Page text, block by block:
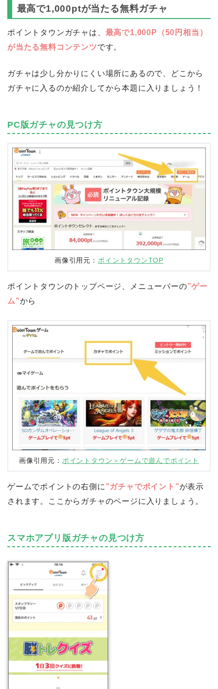
最高で1,000ptが当たる無料ガチャ
ポイントタウンガチャは、 最高で1,000P（50円相当）
が当たる無料コンテンツです。
ガチャは少し分かりにくい場所にあるので、どこから
ガチャに入るのか紹介してから本題に入りましょう！
PC版ガチャの見つけ方
画像引用元： ポイントタウンTOP
ポイントタウンのトップページ、メニューバーの”ゲー
ム”から
画像引用元： ポイントタウン＞ゲームで遊んでポイント
ゲームでポイントの右側に ”ガチャでポイント”が表示
されます。ここからガチャのページに入りましょう。
スマホアプリ版ガチャの見つけ方